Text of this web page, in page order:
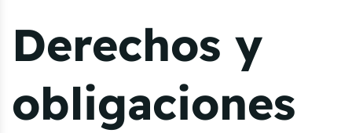
Derechos y
obligaciones